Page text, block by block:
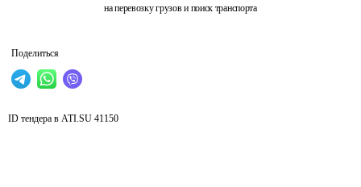
на перевозку грузов и поиск транспорта
Поделиться
ID тендера в ATI.SU 41150